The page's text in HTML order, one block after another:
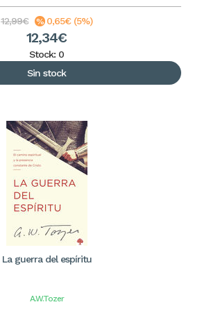
12,99€ 0,65€ (5%)
12,34€
Stock: 0
Sin stock
La guerra del espíritu
A.W.Tozer